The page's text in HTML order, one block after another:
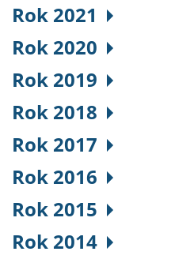
Rok 2021
Rok 2020
Rok 2019
Rok 2018
Rok 2017
Rok 2016
Rok 2015
Rok 2014